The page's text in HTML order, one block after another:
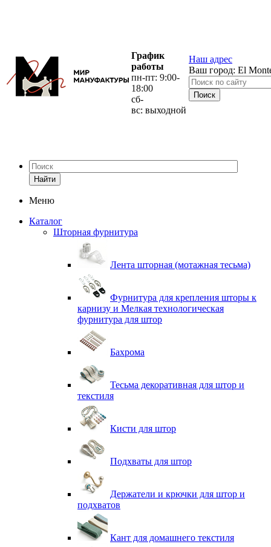
График
работы
пн-пт: 9:00-
18:00
сб-
вс: выходной
Наш адрес
Ваш город: El
Найти
Меню
Каталог
Шторная фурнитура
Лента шторная (мотажная тесьма)
Фурнитура для крепления шторы к
карнизу и Мелкая технологическая
фурнитура для штор
Бахрома
Тесьма декоративная для штор и
текстиля
Кисти для штор
Подхваты для штор
Держатели и крючки для штор и
подхватов
Кант для домашнего текстиля